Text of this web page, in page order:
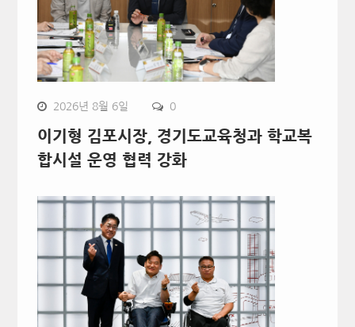
2026년 8월 6일 0
이기형 김포시장, 경기도교육청과 학교복
합시설 운영 협력 강화